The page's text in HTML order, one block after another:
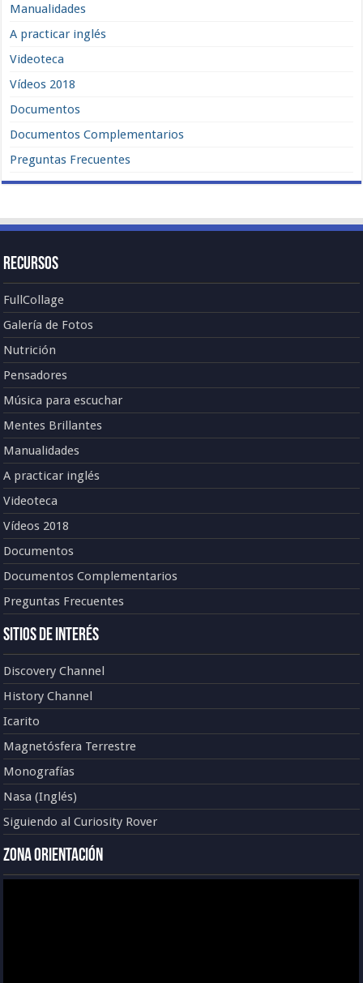
Manualidades
A practicar inglés
Videoteca
Vídeos 2018
Documentos
Documentos Complementarios
Preguntas Frecuentes
Recursos
FullCollage
Galería de Fotos
Nutrición
Pensadores
Música para escuchar
Mentes Brillantes
Manualidades
A practicar inglés
Videoteca
Vídeos 2018
Documentos
Documentos Complementarios
Preguntas Frecuentes
Sitios de Interés
Discovery Channel
History Channel
Icarito
Magnetósfera Terrestre
Monografías
Nasa (Inglés)
Siguiendo al Curiosity Rover
Zona Orientación